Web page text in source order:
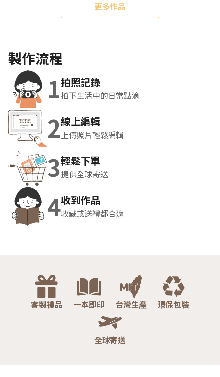
更多作品
製作流程
1拍照記錄
拍下生活中的日常點滴
2線上編輯
上傳照片輕鬆編輯
3輕鬆下單
提供全球寄送
4收到作品
收藏或送禮都合適
客製禮品 一本即印 台灣生產 環保包裝
全球寄送